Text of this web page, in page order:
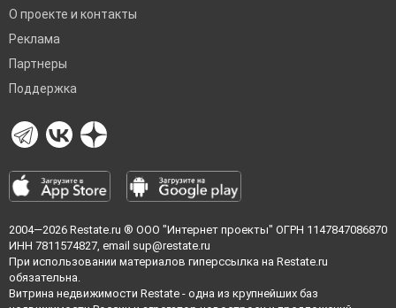
О проекте и контакты
Реклама
Партнеры
Поддержка
2004—2026 Restate.ru ® ООО "Интернет проекты" ОГРН 1147847086870
ИНН 7811574827, email sup@restate.ru
При использовании материалов гиперссылка на Restate.ru
обязательна.
Витрина недвижимости Restate - одна из крупнейших баз